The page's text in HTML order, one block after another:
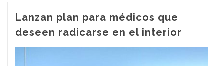
Lanzan plan para médicos que
deseen radicarse en el interior